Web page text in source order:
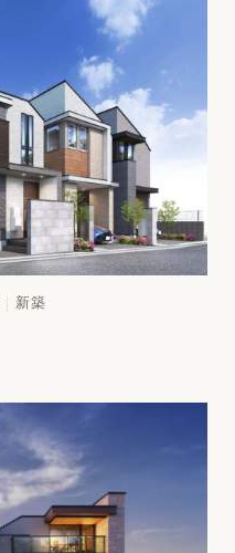
新築